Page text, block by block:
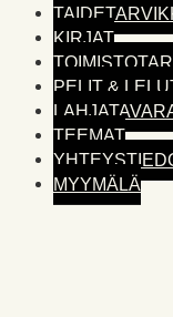
KIRJAT
PELIT &
TEEMAT
MYYMÄLÄ